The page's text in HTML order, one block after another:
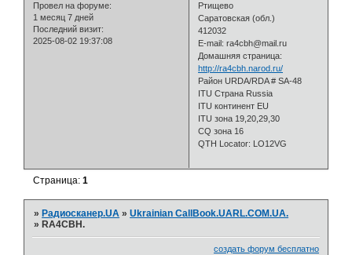
Провел на форуме:
1 месяц 7 дней
Последний визит:
2025-08-02 19:37:08
Ртищево
Саратовская (обл.)
412032
E-mail: ra4cbh@mail.ru
Домашняя страница:
http://ra4cbh.narod.ru/
Район URDA/RDA # SA-48
ITU Страна Russia
ITU континент EU
ITU зона 19,20,29,30
CQ зона 16
QTH Locator: LO12VG
Страница:1
»Радиосканер.UA »Ukrainian CallBook.UARL.COM.UA.
»RA4CBH.
создать форум бесплатно